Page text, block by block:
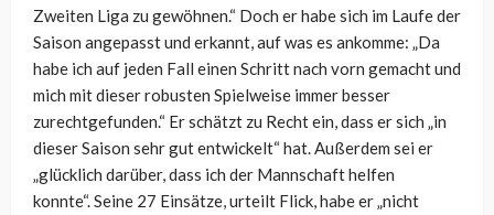
Zweiten Liga zu gewöhnen.“ Doch er habe sich im Laufe der
Saison angepasst und erkannt, auf was es ankomme: „Da
habe ich auf jeden Fall einen Schritt nach vorn gemacht und
mich mit dieser robusten Spielweise immer besser
zurechtgefunden.“ Er schätzt zu Recht ein, dass er sich „in
dieser Saison sehr gut entwickelt“ hat. Außerdem sei er
„glücklich darüber, dass ich der Mannschaft helfen
konnte“. Seine 27 Einsätze, urteilt Flick, habe er „nicht